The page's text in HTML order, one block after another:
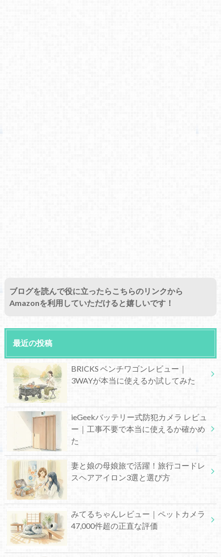
ブログを読んで役に立ったらこちらのリンクから
Amazonを利用していただけると嬉しいです！
最近の投稿
BRICKS ベンチワゴンレビュー｜
3WAYが本当に使えるか試してみた
ieGeekバッテリー式防犯カメラ レビュ
ー｜工事不要で本当に使えるか確かめ
た
妻と娘の母娘旅で活躍！旅行コードレ
スヘアアイロン3選と選び方
みてるちゃんレビュー｜ペットカメラ
47,000件超の正直な評価